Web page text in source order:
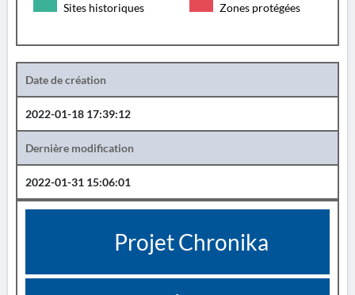
Sites historiques Zones protégées
Date de création
2022-01-18 17:39:12
Dernière modification
2022-01-31 15:06:01
Projet Chronika